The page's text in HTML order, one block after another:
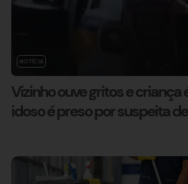
NOTÍCIA
Vizinho ouve gritos e criança
idoso é preso por suspeita